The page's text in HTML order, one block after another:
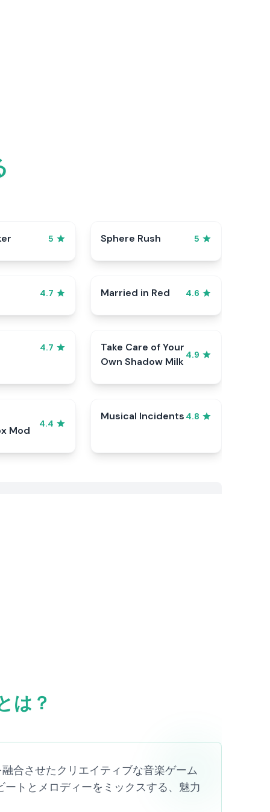
5 Sphere Rush 5
4.7 Married in Red 4.6
4.7
Take Care of Your
Own Shadow Milk
4.9
Mod
4.4
Musical Incidents 4.8
は？
合させたクリエイティブな音楽ゲーム
トとメロディーをミックスする、魅力